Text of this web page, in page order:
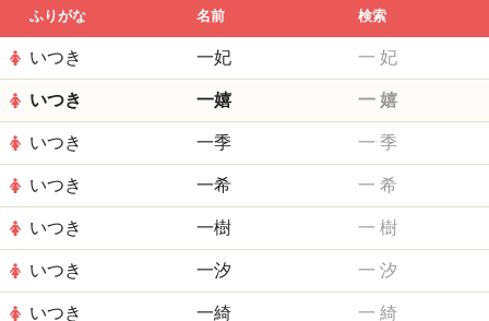
ふりがな 名前 検索
いつき 一妃 一 妃
いつき 一嬉 一 嬉
いつき 一季 一 季
いつき 一希 一 希
いつき 一樹 一 樹
いつき 一汐 一 汐
いつき 一綺 一 綺